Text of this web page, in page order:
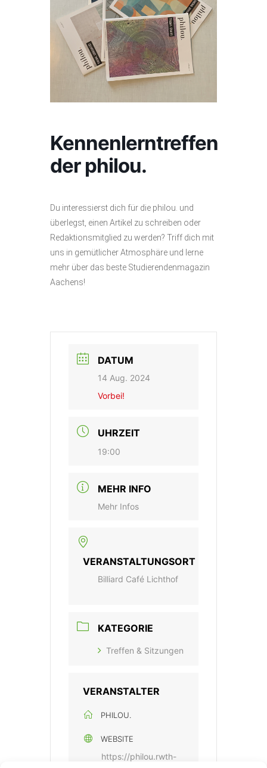
Kennenlerntreffen
der philou.
Du interessierst dich für die philou. und
überlegst, einen Artikel zu schreiben oder
Redaktionsmitglied zu werden? Triff dich mit
uns in gemütlicher Atmosphäre und lerne
mehr über das beste Studierendenmagazin
Aachens!
DATUM
14 Aug. 2024
Vorbei!
UHRZEIT
19:00
MEHR INFO
Mehr Infos
VERANSTALTUNGSORT
Billiard Café Lichthof
KATEGORIE
Treffen & Sitzungen
VERANSTALTER
PHILOU.
WEBSITE
https://philou.rwth-